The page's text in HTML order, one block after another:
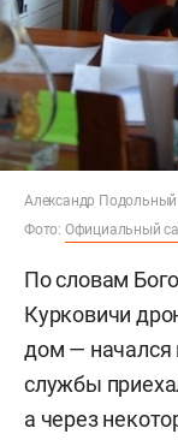
Александр Подольный
Фото: Официальный
По словам
Курковичи
дом —
службы
а через